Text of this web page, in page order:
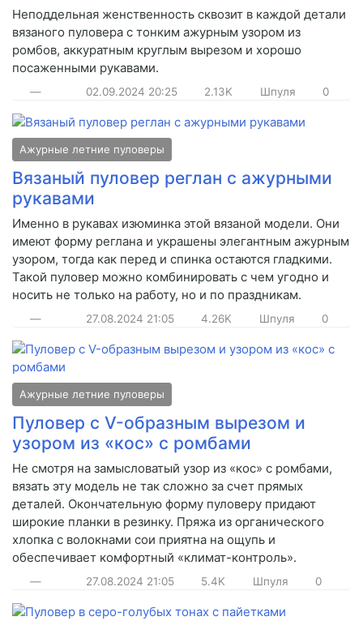
Неподдельная женственность сквозит в каждой детали
вязаного пуловера с тонким ажурным узором из
ромбов, аккуратным круглым вырезом и хорошо
посаженными рукавами.
— 02.09.2024 20:25 2.13K Шпуля 0
Ажурные летние пуловеры
Вязаный пуловер реглан с ажурными
рукавами
Именно в рукавах изюминка этой вязаной модели. Они
имеют форму реглана и украшены элегантным ажурным
узором, тогда как перед и спинка остаются гладкими.
Такой пуловер можно комбинировать с чем угодно и
носить не только на работу, но и по праздникам.
— 27.08.2024 21:05 4.26K Шпуля 0
Ажурные летние пуловеры
Пуловер с V-образным вырезом и
узором из «кос» с ромбами
Не смотря на замысловатый узор из «кос» с ромбами,
вязать эту модель не так сложно за счет прямых
деталей. Окончательную форму пуловеру придают
широкие планки в резинку. Пряжа из органического
хлопка с волокнами сои приятна на ощупь и
обеспечивает комфортный «климат-контроль».
— 27.08.2024 21:05 5.4K Шпуля 0